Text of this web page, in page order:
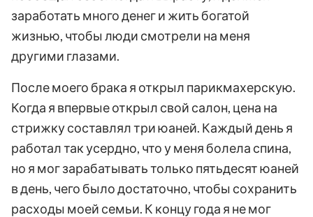
заработать много денег и жить богатой
жизнью, чтобы люди смотрели на меня
другими глазами.
После моего брака я открыл парикмахерскую.
Когда я впервые открыл свой салон, цена на
стрижку составлял три юаней. Каждый день я
работал так усердно, что у меня болела спина,
но я мог зарабатывать только пятьдесят юаней
в день, чего было достаточно, чтобы сохранить
расходы моей семьи. К концу года я не мог